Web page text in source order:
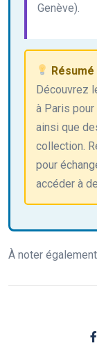
Genève).
Découvrez
à Paris
ainsi que
collection.
pour
accéder à
À noter